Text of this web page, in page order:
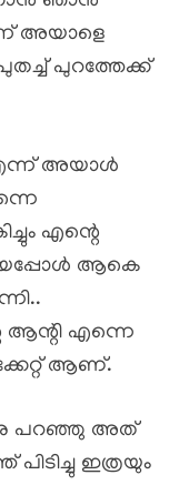
അയാളെ
പുതച്ച് പുറത്തേക്ക്
അയാൾ
എന്റെ
ആകെ
ആന്റി എന്നെ
ആണ്.
പറഞ്ഞു അത്
ഇത്രയും